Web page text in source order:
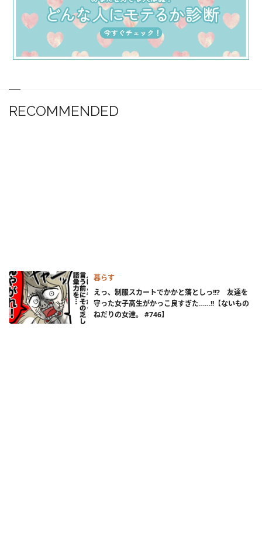
RECOMMENDED
暮らす
えっ、制服スカートでかかと落としっ!!? 友達を
守った女子高生がかっこ良すぎた……!!【ないもの
ねだりの女達。 #746】